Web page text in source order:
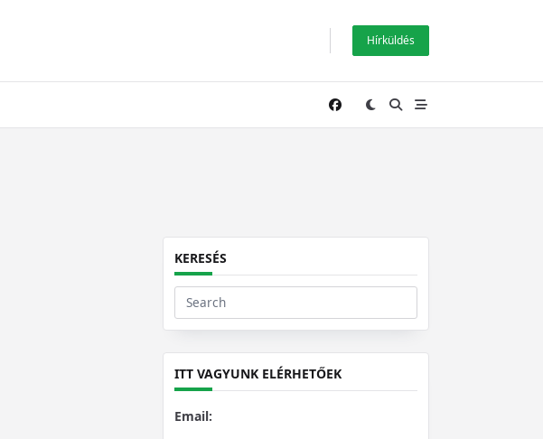
Hírküldés
KERESÉS
Search
for:
ITT VAGYUNK ELÉRHETŐEK
Email: